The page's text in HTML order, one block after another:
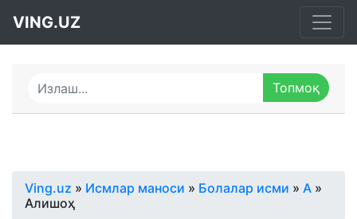
VING.UZ
Ving.uz » Исмлар маноси » Болалар исми » А »
Алишоҳ